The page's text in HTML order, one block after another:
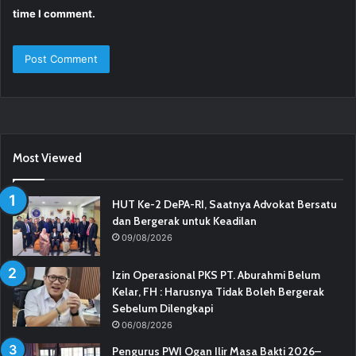
time I comment.
Most Viewed
HUT Ke-2 DePA-RI, Saatnya Advokat Bersatu
dan Bergerak untuk Keadilan
09/08/2026
Izin Operasional PKS PT. Aburahmi Belum
Kelar, FH : Harusnya Tidak Boleh Bergerak
Sebelum Dilengkapi
06/08/2026
Pengurus PWI Ogan Ilir Masa Bakti 2026–